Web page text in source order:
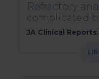
Refractory
complicated
JA Clinical Reports.